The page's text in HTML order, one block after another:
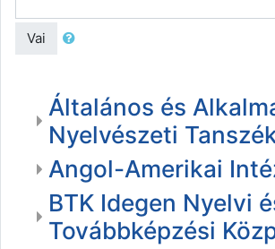
Vai
Általános és
Nyelvészeti
Angol-Amerikai
BTK Idegen Nyelvi
Továbbképzési